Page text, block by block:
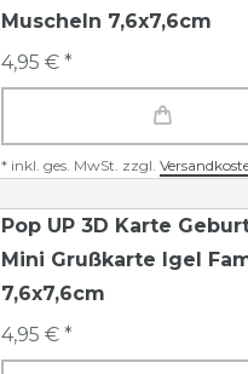
Muscheln 7,6x7,6cm
4,95 € *
* inkl. ges. MwSt. zzgl.
Pop UP 3D Karte
Mini Grußkarte Igel
7,6x7,6cm
4,95 € *